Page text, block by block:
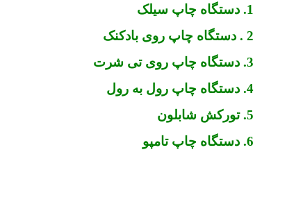
1. دستگاه چاپ سیلک
2 . دستگاه چاپ روی بادکنک
3. دستگاه چاپ روی تی شرت
4. دستگاه چاپ رول به رول
5. تورکش شابلون
6. دستگاه چاپ تامپو